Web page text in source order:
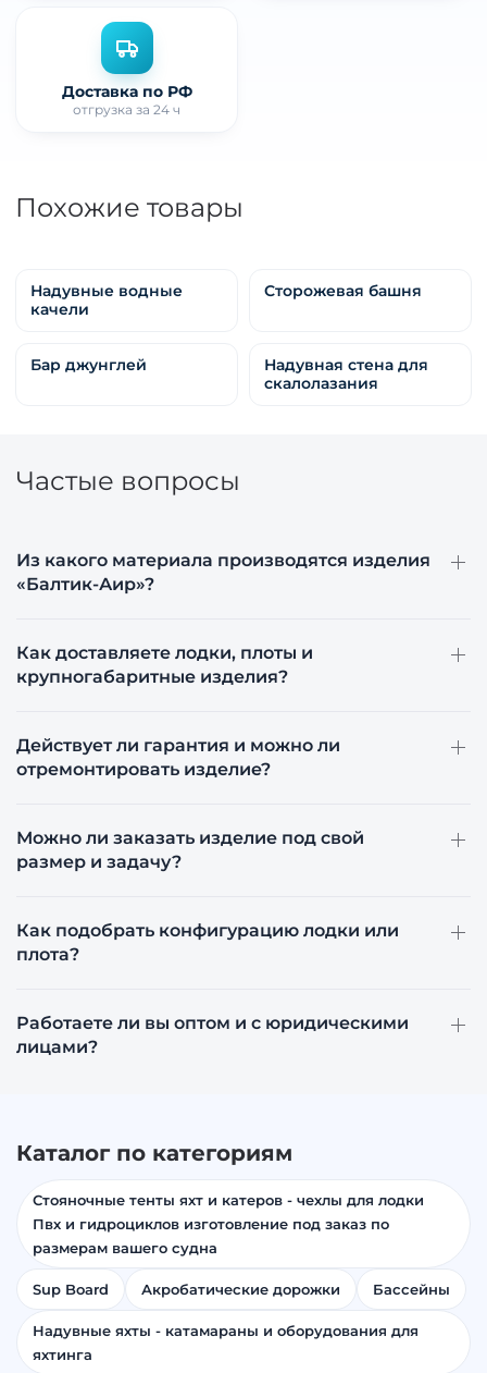
Доставка по РФ
отгрузка за 24 ч
Похожие товары
Надувные водные
качели
Сторожевая башня
Бар джунглей
Надувная стена для
скалолазания
Частые вопросы
Из какого материала производятся изделия
«Балтик-Аир»?
Как доставляете лодки, плоты и
крупногабаритные изделия?
Действует ли гарантия и можно ли
отремонтировать изделие?
Можно ли заказать изделие под свой
размер и задачу?
Как подобрать конфигурацию лодки или
плота?
Работаете ли вы оптом и с юридическими
лицами?
Каталог по категориям
Стояночные тенты яхт и катеров - чехлы для лодки
Пвх и гидроциклов изготовление под заказ по
размерам вашего судна
Sup Board Акробатические дорожки Бассейны
Надувные яхты - катамараны и оборудования для
яхтинга